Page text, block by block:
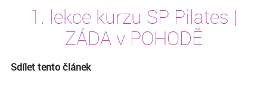
1. lekce kurzu SP Pilates |
ZÁDA v POHODĚ
Sdílet tento článek